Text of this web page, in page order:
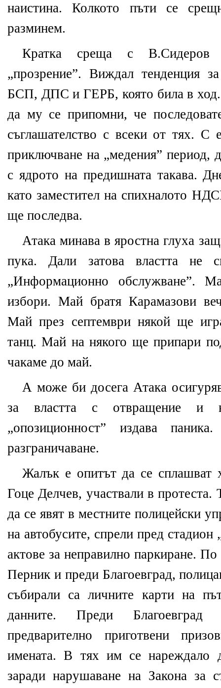
наистина. Колкото пъти се
разминем.
Кратка среща с В.Сидеров
„прозрение”. Виждал тенденция
БСП, ДПС и ГЕРБ, която била в ход.
да му се припомни, че
съглашателство с всеки от тях. С
приключване на „медения” период,
с ядрото на предишната такава.
като заместител на спихналото
ще последва.
Атака минава в яростна глуха
пука. Дали затова властта не
„Информационно обслужване”.
избори. Май братя Карамазови
Май през септември някой ще
танц. Май на някого ще припари
чакаме до май.
А може би досега Атака
за властта с отвращение и
„опозиционност” издава
разграничаване.
Жалък е опитът да се сплашват
Гоце Делчев, участвали в протеста.
да се явят в местните полицейски
на автобусите, спрели пред стадион
актове за неправилно паркиране.
Перник и преди Благоевград,
събирали са личните карти на
данните. Преди
предварително приготвени
имената. В тях им се нареждало
заради нарушаване на Закона за